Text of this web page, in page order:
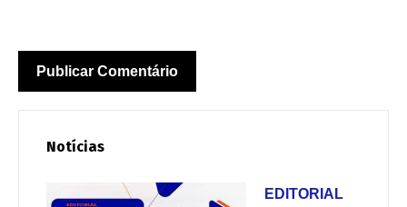
Notícias
EDITORIAL